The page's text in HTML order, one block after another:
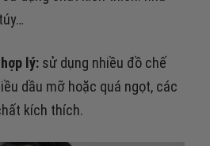
lý: sử dụng nhiều đồ chế
dầu mỡ hoặc quá ngọt, các
kích thích.